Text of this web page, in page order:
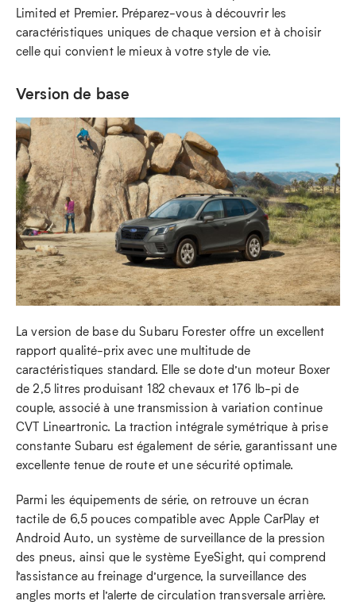
Limited et Premier. Préparez-vous à découvrir les
caractéristiques uniques de chaque version et à choisir
celle qui convient le mieux à votre style de vie.
Version de base
La version de base du Subaru Forester offre un excellent
rapport qualité-prix avec une multitude de
caractéristiques standard. Elle se dote d’un moteur Boxer
de 2,5 litres produisant 182 chevaux et 176 lb-pi de
couple, associé à une transmission à variation continue
CVT Lineartronic. La traction intégrale symétrique à prise
constante Subaru est également de série, garantissant une
excellente tenue de route et une sécurité optimale.
Parmi les équipements de série, on retrouve un écran
tactile de 6,5 pouces compatible avec Apple CarPlay et
Android Auto, un système de surveillance de la pression
des pneus, ainsi que le système EyeSight, qui comprend
l’assistance au freinage d’urgence, la surveillance des
angles morts et l’alerte de circulation transversale arrière.